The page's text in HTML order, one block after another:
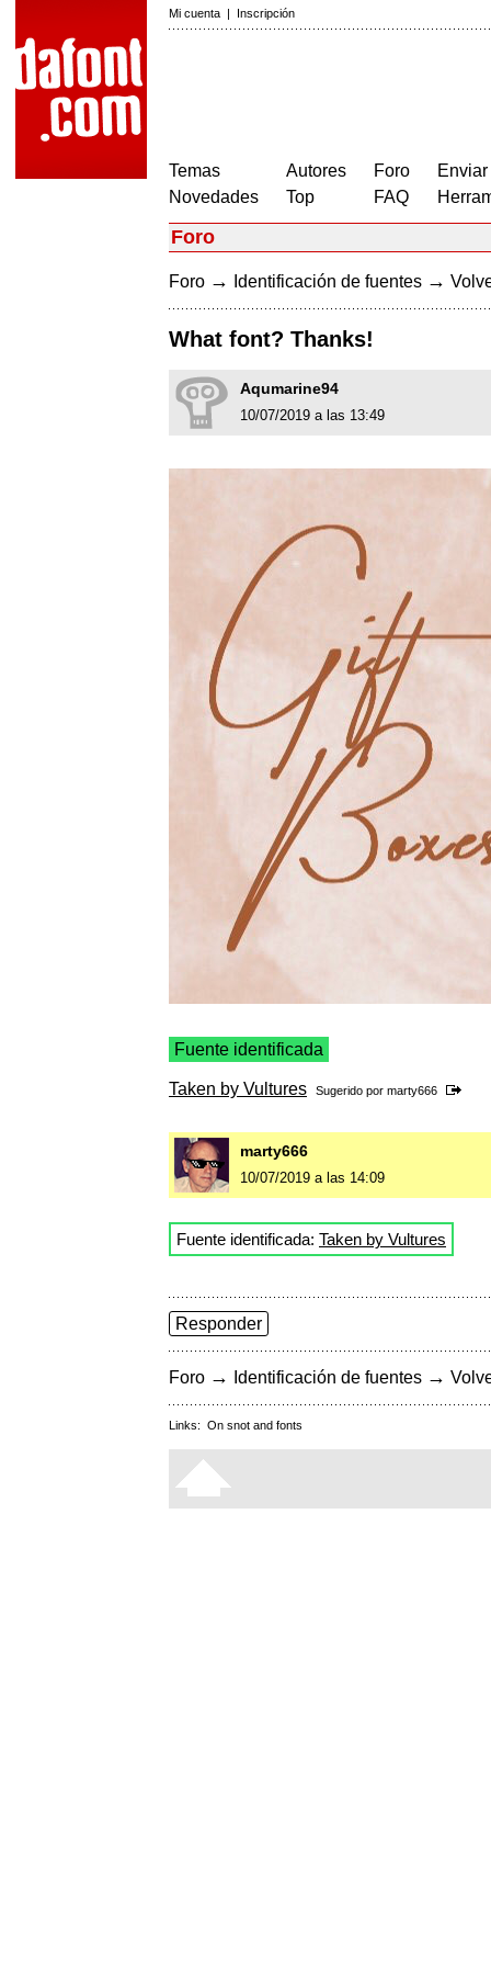
Mi cuenta | Inscripción
Temas
Novedades
Autores
Top
Foro
FAQ
Foro
Foro → Identificación de fuentes →
What font? Thanks!
Aqumarine94
10/07/2019 a las 13:49
Fuente identificada
Taken by Vultures Sugerido por marty666
marty666
10/07/2019 a las 14:09
Fuente identificada: Taken by Vultures
Responder
Foro → Identificación de fuentes →
Links: On snot and fonts